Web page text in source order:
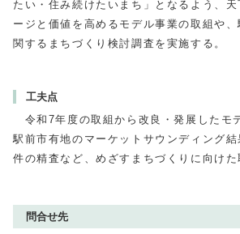
たい・住み続けたいまち」となるよう、
ージと価値を高めるモデル事業の取組や
関するまちづくり検討調査を実施する。
工夫点
令和7年度の取組から改良・発展したモ
駅前市有地のマーケットサウンディング
件の精査など、めざすまちづくりに向けた
問合せ先